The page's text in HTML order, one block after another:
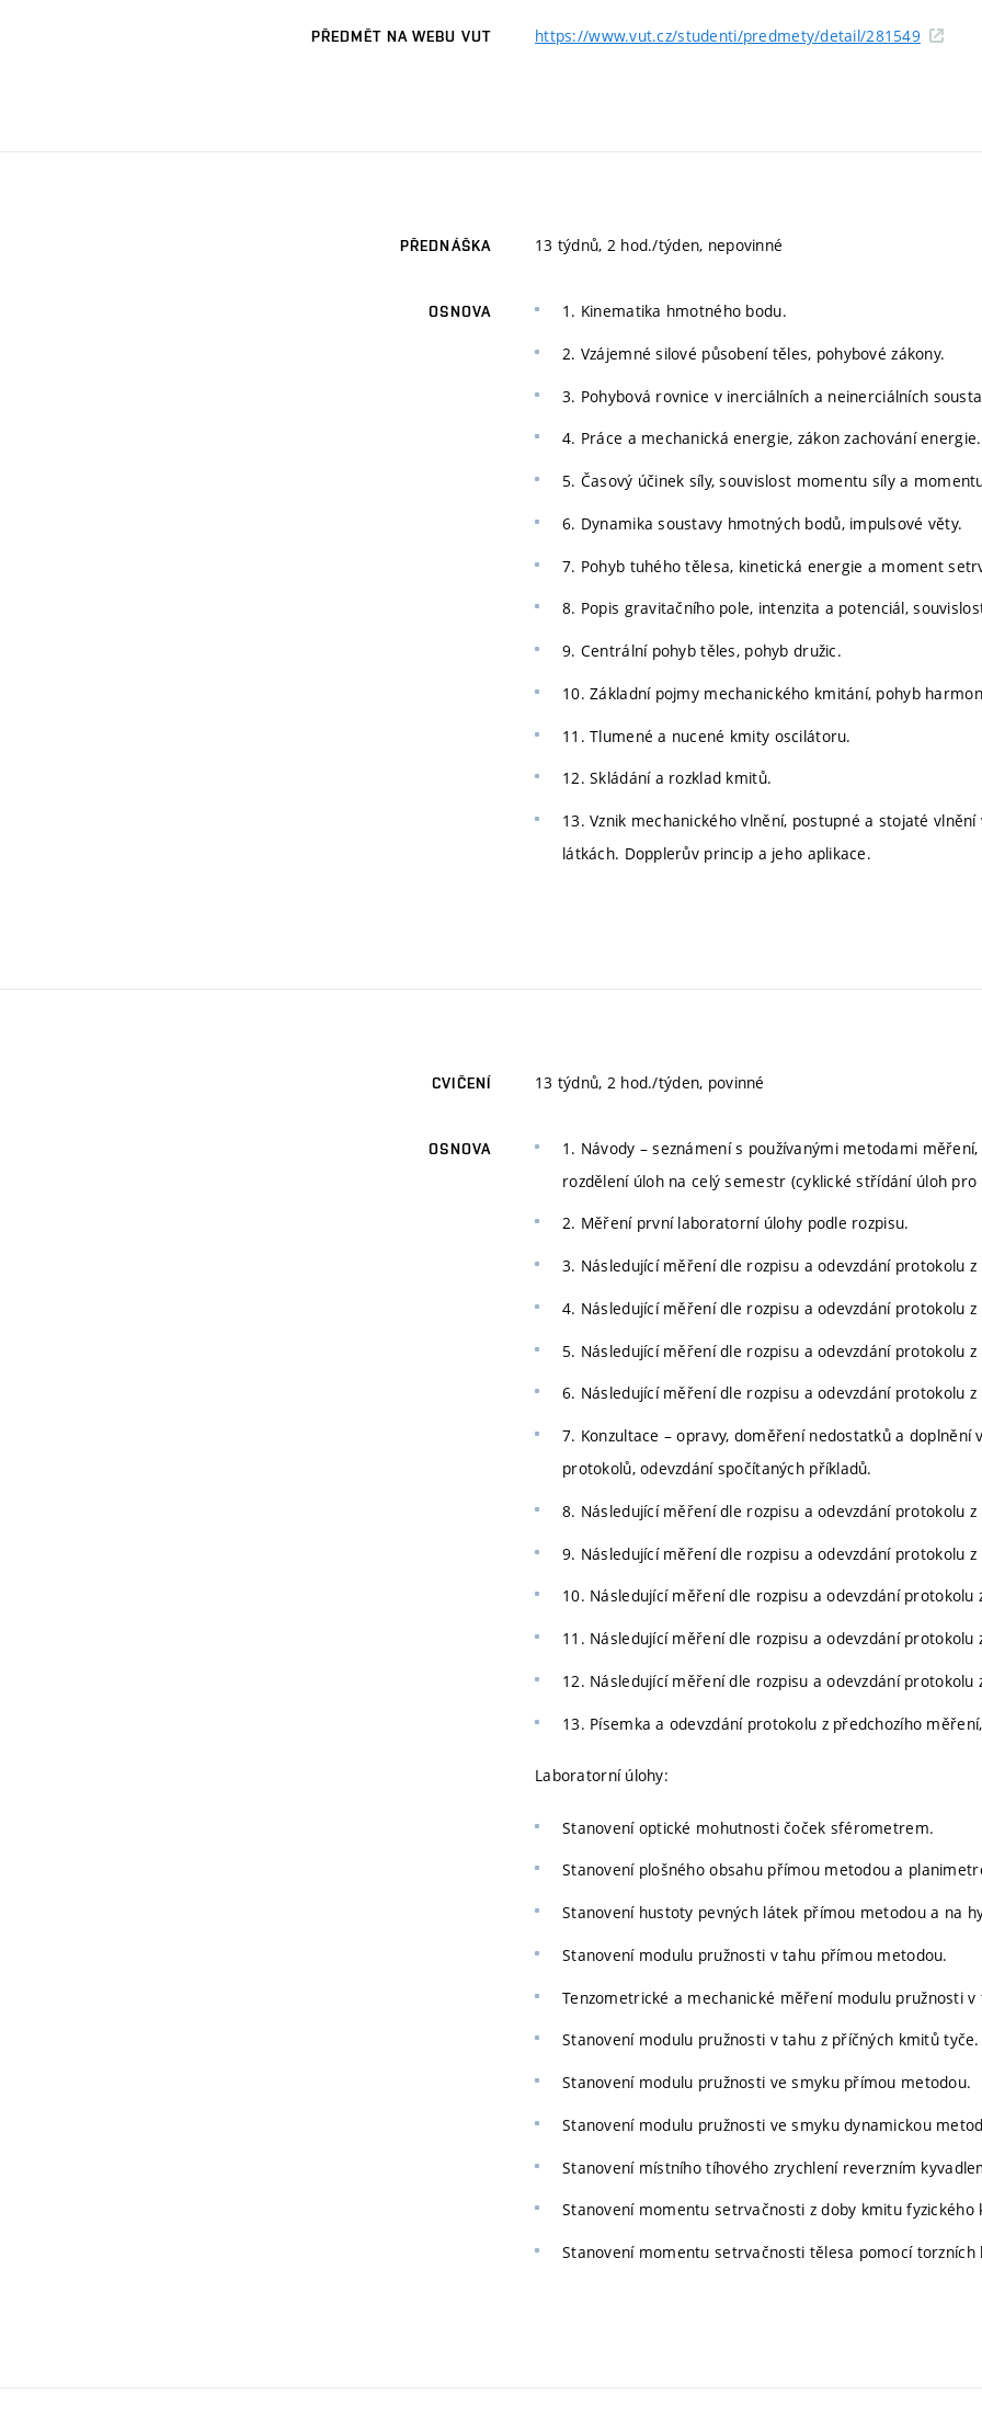
PŘEDMĚT NA WEBU VUT https://www.vut.cz/studenti/predmety/detail/281549
PŘEDNÁŠKA 13 týdnů, 2 hod./týden, nepovinné
OSNOVA 1. Kinematika hmotného bodu.
2. Vzájemné silové působení těles, pohybové zákony.
3. Pohybová rovnice v inerciálních a neinerciálních
4. Práce a mechanická energie, zákon zachování energie.
5. Časový účinek síly, souvislost momentu síly a
6. Dynamika soustavy hmotných bodů, impulsové věty.
7. Pohyb tuhého tělesa, kinetická energie a moment
8. Popis gravitačního pole, intenzita a potenciál,
9. Centrální pohyb těles, pohyb družic.
10. Základní pojmy mechanického kmitání, pohyb
11. Tlumené a nucené kmity oscilátoru.
12. Skládání a rozklad kmitů.
13. Vznik mechanického vlnění, postupné a stojaté
látkách. Dopplerův princip a jeho aplikace.
CVIČENÍ 13 týdnů, 2 hod./týden, povinné
OSNOVA
1. Návody – seznámení s používanými metodami
rozdělení úloh na celý semestr (cyklické střídání úloh pro
2. Měření první laboratorní úlohy podle rozpisu.
3. Následující měření dle rozpisu a odevzdání protokolu
4. Následující měření dle rozpisu a odevzdání protokolu
5. Následující měření dle rozpisu a odevzdání protokolu
6. Následující měření dle rozpisu a odevzdání protokolu
7. Konzultace – opravy, doměření nedostatků a
protokolů, odevzdání spočítaných příkladů.
8. Následující měření dle rozpisu a odevzdání protokolu
9. Následující měření dle rozpisu a odevzdání protokolu
10. Následující měření dle rozpisu a odevzdání
11. Následující měření dle rozpisu a odevzdání
12. Následující měření dle rozpisu a odevzdání
13. Písemka a odevzdání protokolu z předchozího
Laboratorní úlohy:
Stanovení optické mohutnosti čoček sférometrem.
Stanovení plošného obsahu přímou metodou a
Stanovení hustoty pevných látek přímou metodou a na
Stanovení modulu pružnosti v tahu přímou metodou.
Tenzometrické a mechanické měření modulu pružnosti
Stanovení modulu pružnosti v tahu z příčných kmitů tyče.
Stanovení modulu pružnosti ve smyku přímou metodou.
Stanovení modulu pružnosti ve smyku dynamickou
Stanovení místního tíhového zrychlení reverzním
Stanovení momentu setrvačnosti z doby kmitu fyzického
Stanovení momentu setrvačnosti tělesa pomocí torzních